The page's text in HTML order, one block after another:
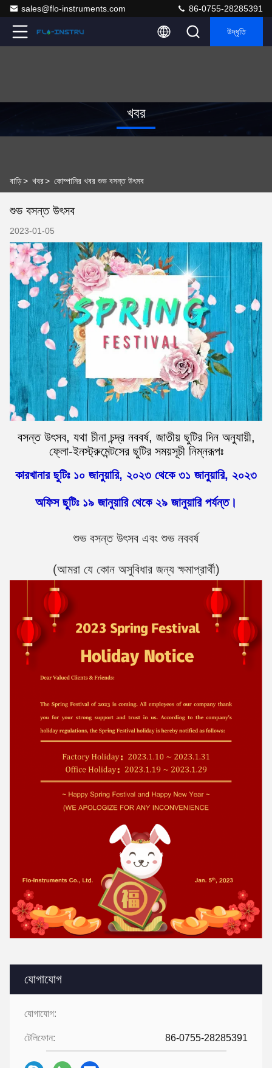
sales@flo-instruments.com 86-0755-28285391
উদ্ধৃতি
খবর
বাড়ি> খবর> কোম্পানির খবর শুভ বসন্ত উৎসব
যোগাযোগ
যোগাযোগ:
টেলিফোন: 86-0755-28285391
শুভ বসন্ত উৎসব
2023-01-05
বসন্ত উৎসব, যথা চীনা চন্দ্র নববর্ষ, জাতীয় ছুটির দিন অনুযায়ী,
ফ্লো-ইনস্ট্রুমেন্টসের ছুটির সময়সূচী নিম্নরূপঃ
কারখানার ছুটিঃ ১০ জানুয়ারি, ২০২৩ থেকে ৩১ জানুয়ারি, ২০২৩
অফিস ছুটিঃ ১৯ জানুয়ারি থেকে ২৯ জানুয়ারি পর্যন্ত।
শুভ বসন্ত উৎসব এবং শুভ নববর্ষ
(আমরা যে কোন অসুবিধার জন্য ক্ষমাপ্রার্থী)